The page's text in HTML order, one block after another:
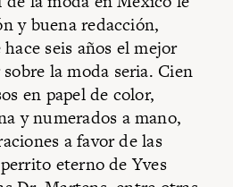
y buena redacción,
seis años el mejor
la moda seria. Cien
en papel de color,
y numerados a mano,
a favor de las
eterno de Yves